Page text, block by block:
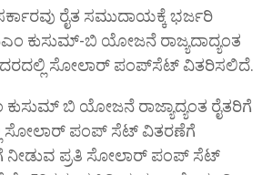
ಸರ್ಕಾರವು ರೈತ ಸಮುದಾಯಕ್ಕೆ ಭರ್ಜರಿ
ಕುಸುಮ್-ಬಿ ಯೋಜನೆ ರಾಜ್ಯದಾದ್ಯಂತ
ಸೋಲಾರ್ ಪಂಪ್‌ಸೆಟ್ ವಿತರಿಸಲಿದೆ.
ಕುಸುಮ್ ಬಿ ಯೋಜನೆ ರಾಜ್ಯಾದ್ಯಂತ ರೈತರಿಗೆ
ಸೋಲಾರ್ ಪಂಪ್ ಸೆಟ್ ವಿತರಣೆಗೆ
ನೀಡುವ ಪ್ರತಿ ಸೋಲಾರ್ ಪಂಪ್ ಸೆಟ್